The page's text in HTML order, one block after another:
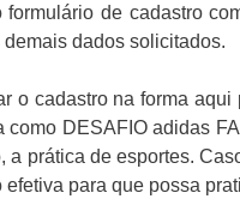
formulário de cadastro
demais dados solicitados.
o cadastro na forma
como DESAFIO adidas
a prática de esportes.
efetiva para que possa